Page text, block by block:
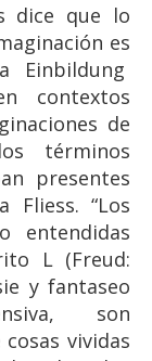
dice que lo
es
Einbildung
contextos
de
términos
presentes
Fliess. “Los
entendidas
L (Freud:
y fantaseo
son
vividas